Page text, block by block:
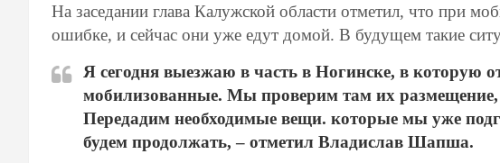
На заседании глава Калужской области отметил, что при
ошибке, и сейчас они уже едут домой. В будущем такие
Я сегодня выезжаю в часть в Ногинске, в которую
мобилизованные. Мы проверим там их размещение,
Передадим необходимые вещи. которые мы уже
будем продолжать, – отметил Владислав Шапша.